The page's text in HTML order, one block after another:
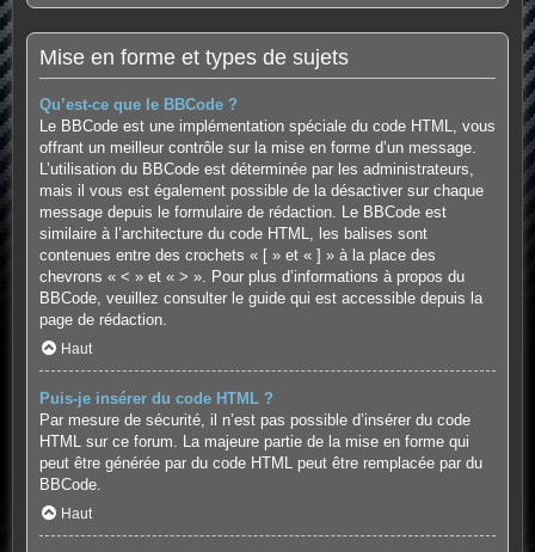
Mise en forme et types de sujets
Qu’est-ce que le BBCode ?
Le BBCode est une implémentation spéciale du code HTML, vous
offrant un meilleur contrôle sur la mise en forme d’un message.
L’utilisation du BBCode est déterminée par les administrateurs,
mais il vous est également possible de la désactiver sur chaque
message depuis le formulaire de rédaction. Le BBCode est
similaire à l’architecture du code HTML, les balises sont
contenues entre des crochets « [ » et « ] » à la place des
chevrons « < » et « > ». Pour plus d’informations à propos du
BBCode, veuillez consulter le guide qui est accessible depuis la
page de rédaction.
Haut
Puis-je insérer du code HTML ?
Par mesure de sécurité, il n’est pas possible d’insérer du code
HTML sur ce forum. La majeure partie de la mise en forme qui
peut être générée par du code HTML peut être remplacée par du
BBCode.
Haut